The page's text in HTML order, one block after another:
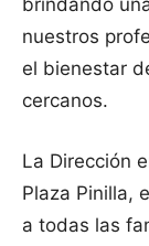
brindando
nuestros
el bienestar
cercanos.
La Dirección
Plaza Pinilla,
a todas las